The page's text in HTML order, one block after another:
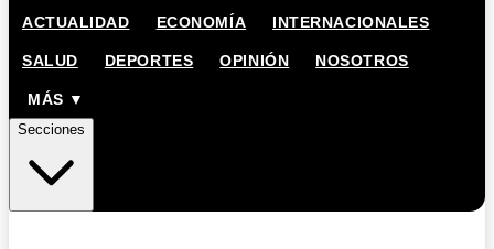
ACTUALIDAD ECONOMÍA INTERNACIONALES
SALUD DEPORTES OPINIÓN NOSOTROS
MÁS ▼
Secciones